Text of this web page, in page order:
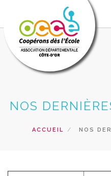
FEDERATION OCCE
SERVICES
NOS
ACCUEIL NOS